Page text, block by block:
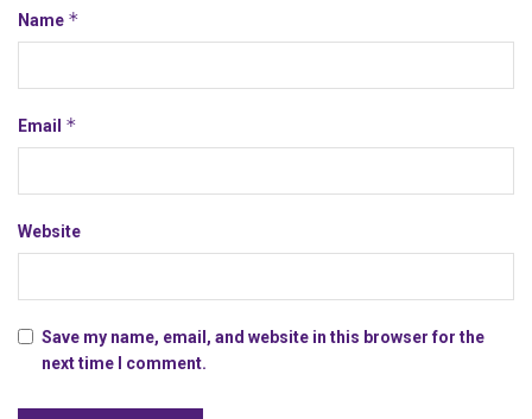
Name *
Email *
Website
Save my name, email, and website in this browser for the
next time I comment.